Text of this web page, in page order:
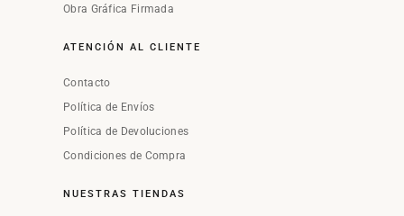
Obra Gráfica Firmada
ATENCIÓN AL CLIENTE
Contacto
Política de Envíos
Política de Devoluciones
Condiciones de Compra
NUESTRAS TIENDAS